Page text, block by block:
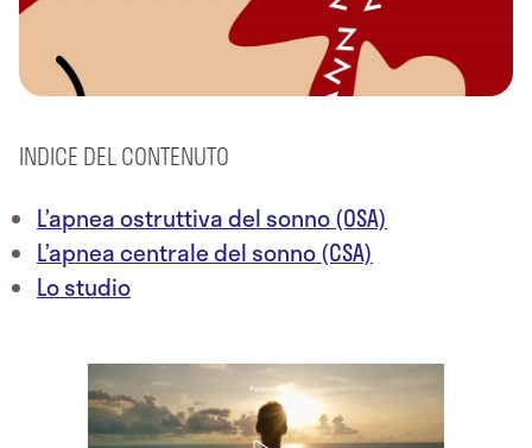
INDICE DEL CONTENUTO
L’apnea ostruttiva del sonno (OSA)
L’apnea centrale del sonno (CSA)
Lo studio